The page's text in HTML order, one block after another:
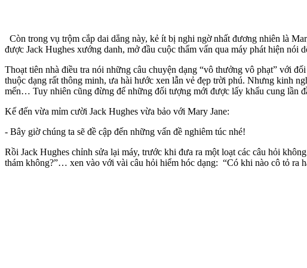
Còn trong vụ trộm cắp dai dẳng này, kẻ ít bị nghi ngờ nhất đương nhiên là
được Jack Hughes xướng danh, mở đầu cuộc thẩm vấn qua máy phát hiện nói
Thoạt tiên nhà điều tra nói những câu chuyện dạng “vô thưởng vô phạt” với
thuộc dạng rất thông minh, ưa hài hước xen lẫn vẻ đẹp trời phú. Nhưng kinh
mến… Tuy nhiên cũng đừng để những đối tượng mới được lấy khẩu cung lần
Kế đến vừa mỉm cười Jack Hughes vừa bảo với Mary Jane:
- Bây giờ chúng ta sẽ đề cập đến những vấn đề nghiêm túc nhé!
Rồi Jack Hughes chỉnh sửa lại máy, trước khi đưa ra một loạt các câu hỏi
thám không?”… xen vào với vài câu hỏi hiểm hóc dạng: “Có khi nào cô tỏ ra